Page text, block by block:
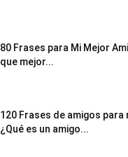
80 Frases para Mi Mejor
que mejor...
120 Frases de amigos para
¿Qué es un amigo...